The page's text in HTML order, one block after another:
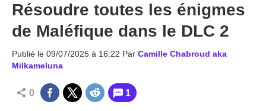
Résoudre toutes les énigmes
de Maléfique dans le DLC 2
Publié le 09/07/2025 à 16:22 Par Camille Chabroud aka
Milkameluna
0 1